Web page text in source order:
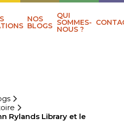
NOS
BLOGS
QUI
SOMMES-
NOUS ?
Rylands Library et le